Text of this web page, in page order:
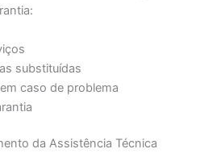
substituídas
caso de problema
da Assistência Técnica